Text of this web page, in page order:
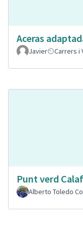
Aceras
Javier
Carrers i
Punt verd
Alberto Toledo